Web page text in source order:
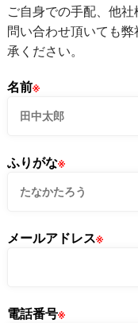
ご自身での手配、他
問い合わせ頂いても
承ください。
名前※
ふりがな※
メールアドレス※
電話番号※